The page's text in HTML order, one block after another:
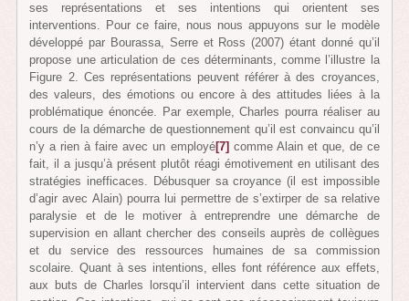
ses représentations et ses intentions qui orientent ses
interventions. Pour ce faire, nous nous appuyons sur le modèle
développé par Bourassa, Serre et Ross (2007) étant donné qu’il
propose une articulation de ces déterminants, comme l’illustre la
Figure 2. Ces représentations peuvent référer à des croyances,
des valeurs, des émotions ou encore à des attitudes liées à la
problématique énoncée. Par exemple, Charles pourra réaliser au
cours de la démarche de questionnement qu’il est convaincu qu’il
n’y a rien à faire avec un employé[7]comme Alain et que, de ce
fait, il a jusqu’à présent plutôt réagi émotivement en utilisant des
stratégies inefficaces. Débusquer sa croyance (il est impossible
d’agir avec Alain) pourra lui permettre de s’extirper de sa relative
paralysie et de le motiver à entreprendre une démarche de
supervision en allant chercher des conseils auprès de collègues
et du service des ressources humaines de sa commission
scolaire. Quant à ses intentions, elles font référence aux effets,
aux buts de Charles lorsqu’il intervient dans cette situation de